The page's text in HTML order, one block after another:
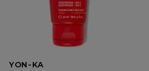
YON-KA